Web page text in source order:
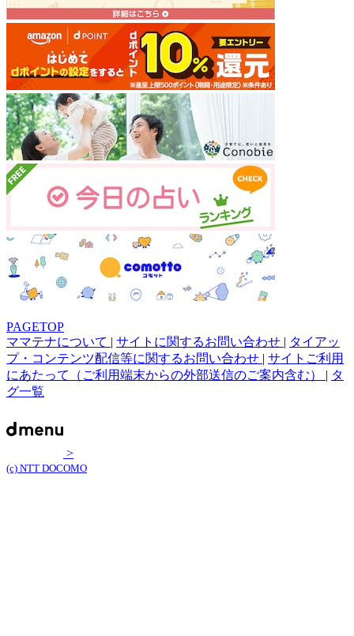
PAGETOP
ママテナについて | サイトに関するお問い合わせ | タイアッ
プ・コンテンツ配信等に関するお問い合わせ | サイトご利用
にあたって（ご利用端末からの外部送信のご案内含む） | タ
グ一覧
>
(c) NTT DOCOMO